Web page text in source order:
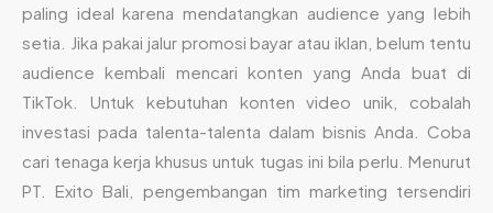
paling ideal karena mendatangkan audience yang lebih
setia. Jika pakai jalur promosi bayar atau iklan, belum tentu
audience kembali mencari konten yang Anda buat di
TikTok. Untuk kebutuhan konten video unik, cobalah
investasi pada talenta-talenta dalam bisnis Anda. Coba
cari tenaga kerja khusus untuk tugas ini bila perlu. Menurut
PT. Exito Bali, pengembangan tim marketing tersendiri